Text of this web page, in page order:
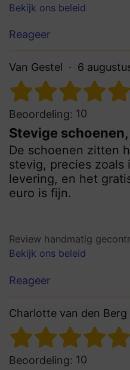
Bekijk ons beleid
Reageer
Van Gestel 6
Beoordeling: 10
Stevige
De schoenen zitten
stevig, precies zoals
levering, en het
euro is fijn.
Review handmatig
Bekijk ons beleid
Reageer
Charlotte van den Berg
Beoordeling: 10